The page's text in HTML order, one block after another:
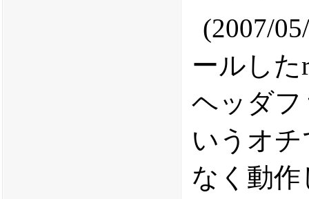
(2007/
ールし
ヘッダ
いうオ
なく動作